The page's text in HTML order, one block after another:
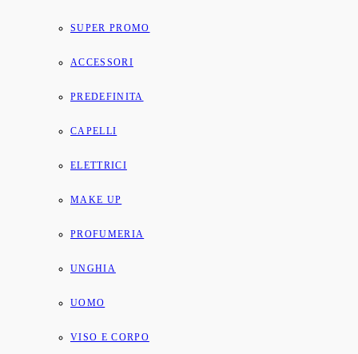
SUPER PROMO
ACCESSORI
PREDEFINITA
CAPELLI
ELETTRICI
MAKE UP
PROFUMERIA
UNGHIA
UOMO
VISO E CORPO